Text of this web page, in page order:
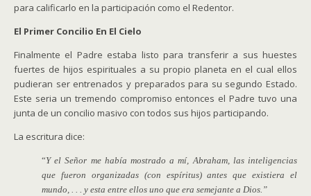
para calificarlo en la participación como el Redentor.
El Primer Concilio En El Cielo
Finalmente el Padre estaba listo para transferir a sus huestes
fuertes de hijos espirituales a su propio planeta en el cual ellos
pudieran ser entrenados y preparados para su segundo Estado.
Este seria un tremendo compromiso entonces el Padre tuvo una
junta de un concilio masivo con todos sus hijos participando.
La escritura dice:
“Y el Señor me había mostrado a mí, Abraham, las inteligencias
que fueron organizadas (con espíritus) antes que existiera el
mundo, . . . y esta entre ellos uno que era semejante a Dios.”